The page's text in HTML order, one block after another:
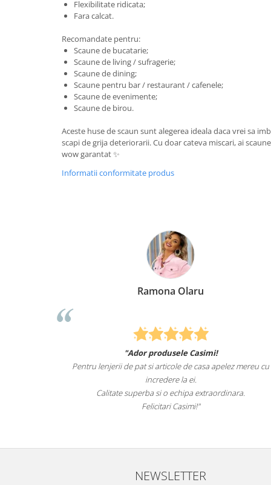
Flexibilitate ridicata;
Fara calcat.
Recomandate pentru:
Scaune de bucatarie;
Scaune de living / sufragerie;
Scaune de dining;
Scaune pentru bar / restaurant / cafenele;
Scaune de evenimente;
Scaune de birou.
Aceste huse de scaun sunt alegerea ideala daca vrei sa
scapi de grija deteriorarii. Cu doar cateva miscari, ai
wow garantat ✨
Informatii conformitate produs
Ramona Olaru
"Ador produsele Casimi!
Pentru lenjerii de pat si articole de casa apelez mereu cu
Calitate superba si o echipa extraordinara.
Felicitari Casimi!"
NEWSLETTER